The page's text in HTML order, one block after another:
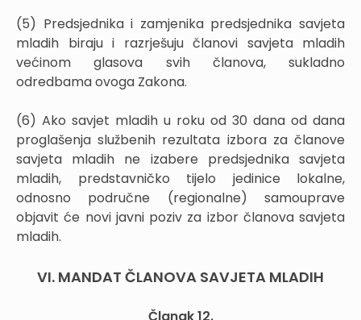
(5) Predsjednika i zamjenika predsjednika savjeta
mladih biraju i razrješuju članovi savjeta mladih
većinom glasova svih članova, sukladno
odredbama ovoga Zakona.
(6) Ako savjet mladih u roku od 30 dana od dana
proglašenja službenih rezultata izbora za članove
savjeta mladih ne izabere predsjednika savjeta
mladih, predstavničko tijelo jedinice lokalne,
odnosno područne (regionalne) samouprave
objavit će novi javni poziv za izbor članova savjeta
mladih.
VI. MANDAT ČLANOVA SAVJETA MLADIH